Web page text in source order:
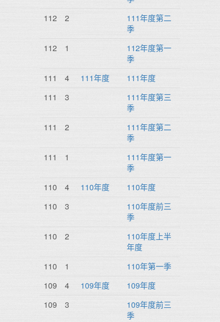
112
2
111年度第二
季
112
1
112年度第一
季
111
4 111年度
111年度
111
3
111年度第三
季
111
2
111年度第二
季
111
1
111年度第一
季
110
4 110年度
110年度
110
3
110年度前三
季
110
2
110年度上半
年度
110
1
110年第一季
109
4 109年度
109年度
109
3
109年度前三
季